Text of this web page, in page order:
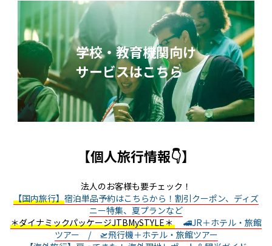
学校・教育機関向け
サービスはこちら
【個人旅行情報👇】
法人のお客様も要チェック！
【国内旅行】宿泊単品予約はこちらから！割引クーポン、ディズ
ニー特集、夏プランなど
＊ダイナミックパッケージJTBMySTYLE＊ 🚄JR＋ホテル・旅館
ツアー / 🛫飛行機＋ホテル・旅館ツアー